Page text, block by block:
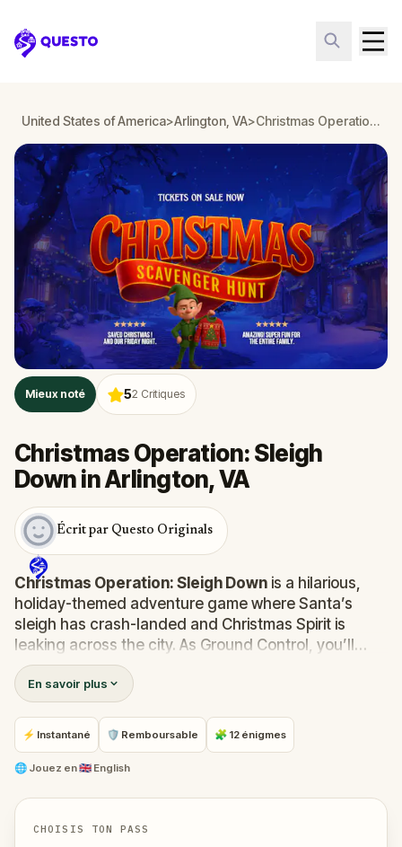
Questo
United States of America>Arlington, VA> Christmas Operation: Sleigh Down in Arlington, VA
Mieux noté 52 Critiques
Christmas Operation: Sleigh
Down in Arlington, VA
Écrit par Questo Originals
Christmas Operation: Sleigh Down is a hilarious,
holiday-themed adventure game where Santa’s
sleigh has crash-landed and Christmas Spirit is
leaking across the city. As Ground Control, you’ll
follow the magic trail through 12 locations, solving
puzzles, completing dares, and collecting the
Elements of Spirit to restart the sleigh. With Santa,
Sparky, and Rudolph guiding (and roasting) you
along the way, this interactive scavenger-hunt-
meets-story-game will have your group laughing all
En savoir plus
⚡ Instantané 🛡 Remboursable 🧩 12 énigmes
🌐 Jouez en🇬🇧 English
CHOISIS TON PASS